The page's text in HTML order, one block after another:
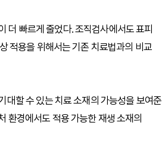
더 빠르게 줄었다. 조직검사에서도 표피
적용을 위해서는 기존 치료법과의 비교
대할 수 있는 치료 소재의 가능성을 보여준
환경에서도 적용 가능한 재생 소재의